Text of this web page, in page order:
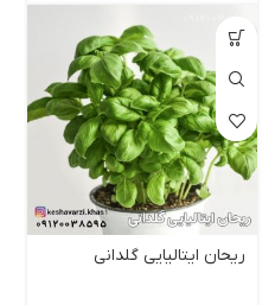
ریحان ایتالیایی گلدانی